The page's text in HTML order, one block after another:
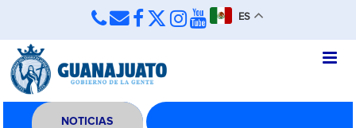
ES
NOTICIAS